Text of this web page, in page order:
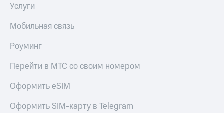
Регистратор
развитие
деловая этика
На главную
Услуги
Мобильная связь
Роуминг
Перейти в МТС со своим номером
Оформить eSIM
Оформить SIM-карту в Telegram